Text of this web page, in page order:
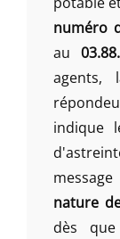
numéro
au
indique
nature
dès